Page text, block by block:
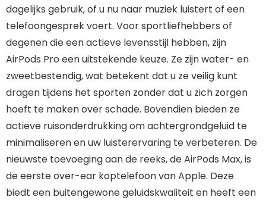
dagelijks gebruik, of u nu naar muziek luistert of een
telefoongesprek voert. Voor sportliefhebbers of
degenen die een actieve levensstijl hebben, zijn
AirPods Pro een uitstekende keuze. Ze zijn water- en
zweetbestendig, wat betekent dat u ze veilig kunt
dragen tijdens het sporten zonder dat u zich zorgen
hoeft te maken over schade. Bovendien bieden ze
actieve ruisonderdrukking om achtergrondgeluid te
minimaliseren en uw luisterervaring te verbeteren. De
nieuwste toevoeging aan de reeks, de AirPods Max, is
de eerste over-ear koptelefoon van Apple. Deze
biedt een buitengewone geluidskwaliteit en heeft een